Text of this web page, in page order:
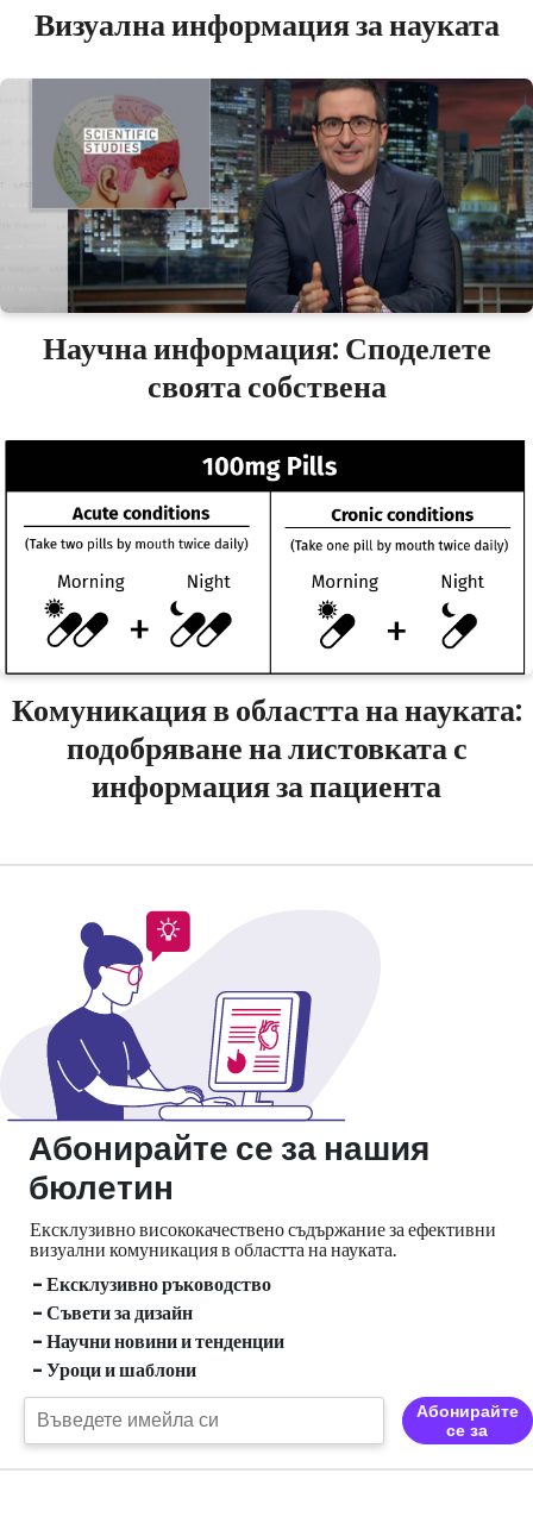
Визуална информация за науката
Научна информация: Споделете
своята собствена
Комуникация в областта на науката:
подобряване на листовката с
информация за пациента
Абонирайте се за нашия
бюлетин
Ексклузивно висококачествено съдържание за ефективни
визуални комуникация в областта на науката.
- Ексклузивно ръководство
- Съвети за дизайн
- Научни новини и тенденции
- Уроци и шаблони
Абонирайте
се за